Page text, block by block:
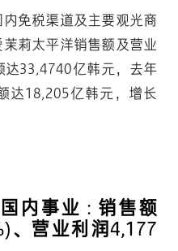
免税渠道及主要观光商
莉太平洋销售额及营业
达33,4740亿韩元，去年
达18,205亿韩元，增长
内事业 : 销售额
、营业利润4,177